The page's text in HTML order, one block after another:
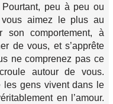
peu à peu ou
vous aimez le plus au
son comportement, à
de vous, et s’apprête
ne comprenez pas ce
autour de vous.
les gens vivent dans le
en l’amour.